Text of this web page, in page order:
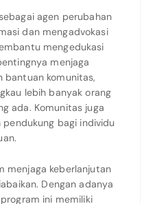
agen perubahan
dan mengadvokasi
mengedukasi
menjaga
bantuan komunitas,
lebih banyak orang
ada. Komunitas juga
bagi individu
menjaga keberlanjutan
Dengan adanya
ini memiliki